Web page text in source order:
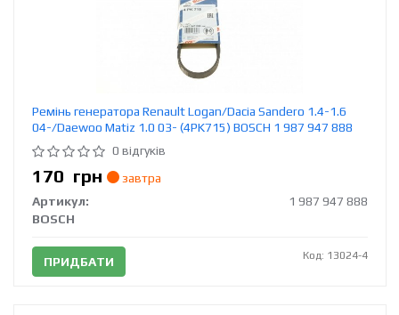
Ремінь генератора Renault Logan/Dacia Sandero 1.4-1.6
04-/Daewoo Matiz 1.0 03- (4PK715) BOSCH 1 987 947 888
0 відгуків
170 грн
завтра
Артикул:
1 987 947 888
BOSCH
ПРИДБАТИ Код: 13024-4